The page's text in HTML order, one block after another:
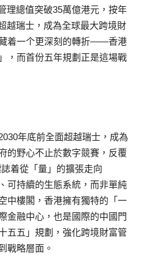
理總值突破35萬億港元，按年
越瑞士，成為全球最大跨境財
着一个更深刻的轉折——香港
，而首份五年規劃正是這場戰
年底前全面超越瑞士，成為
的野心不止於數字競賽，反覆
着從「量」的擴張走向
可持續的生態系統，而非單純
中樓閣，香港擁有獨特的「一
金融中心，也是國際的中國門
五五」規劃，強化跨境財富管
戰略層面。